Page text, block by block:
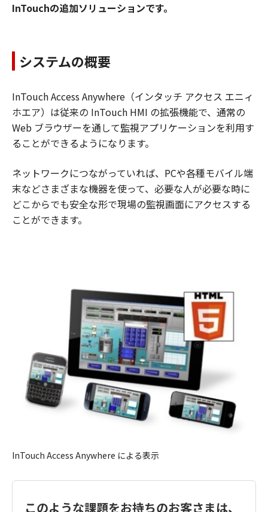
InTouchの追加ソリューションです。
システムの概要
InTouch Access Anywhere による表示
InTouch Access Anywhere（インタッチ アクセス エニィ
ホエア）は従来の InTouch HMI の拡張機能で、通常の
Web ブラウザーを通して監視アプリケーションを利用す
ることができるようになります。
ネットワークにつながっていれば、PCや各種モバイル端
末などさまざまな機器を使って、必要な人が必要な時に
どこからでも安全な形で現場の監視画面にアクセスする
ことができます。
このような課題をお持ちのお客さまは、